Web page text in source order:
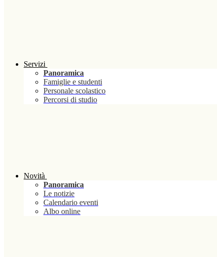
Servizi
Panoramica
Famiglie e studenti
Personale scolastico
Percorsi di studio
Novità
Panoramica
Le notizie
Calendario eventi
Albo online